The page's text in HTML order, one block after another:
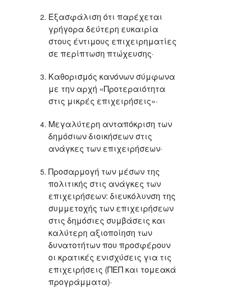
Εξασφάλιση ότι παρέχεται
γρήγορα δεύτερη ευκαιρία
στους έντιμους επιχειρηματίες
σε περίπτωση πτώχευσης·
Καθορισμός κανόνων σύμφωνα
με την αρχή «Προτεραιότητα
στις μικρές επιχειρήσεις»·
Μεγαλύτερη ανταπόκριση των
δημόσιων διοικήσεων στις
ανάγκες των επιχειρήσεων·
Προσαρμογή των μέσων της
πολιτικής στις ανάγκες των
επιχειρήσεων: διευκόλυνση της
συμμετοχής των επιχειρήσεων
στις δημόσιες συμβάσεις και
καλύτερη αξιοποίηση των
δυνατοτήτων που προσφέρουν
οι κρατικές ενισχύσεις για τις
επιχειρήσεις (ΠΕΠ και τομεακά
προγράμματα)·